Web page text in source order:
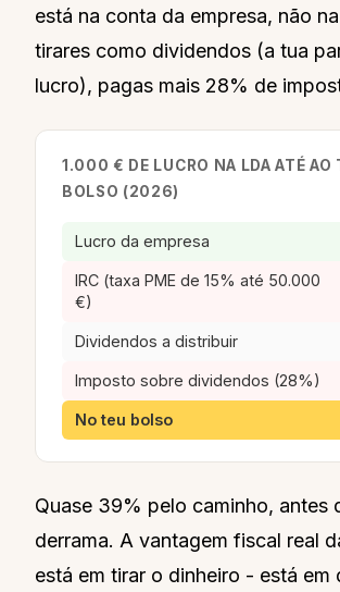
está na conta da empresa, não
tirares como dividendos (a tua
lucro), pagas mais 28% de
1.000 € DE LUCRO NA LDA ATÉ AO
BOLSO (2026)
Lucro da empresa
IRC (taxa PME de 15% até 50.000
€)
Dividendos a distribuir
Imposto sobre dividendos (28%)
No teu bolso
Quase 39% pelo caminho, antes
derrama. A vantagem fiscal real
está em tirar o dinheiro - está em